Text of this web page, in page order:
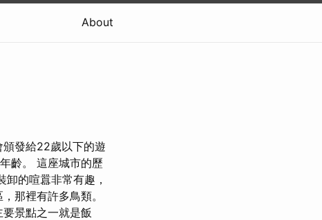
About
發給22歲以下的遊
齡。 這座城市的歷
的喧囂非常有趣，
那裡有許多鳥類。
景點之一就是飯